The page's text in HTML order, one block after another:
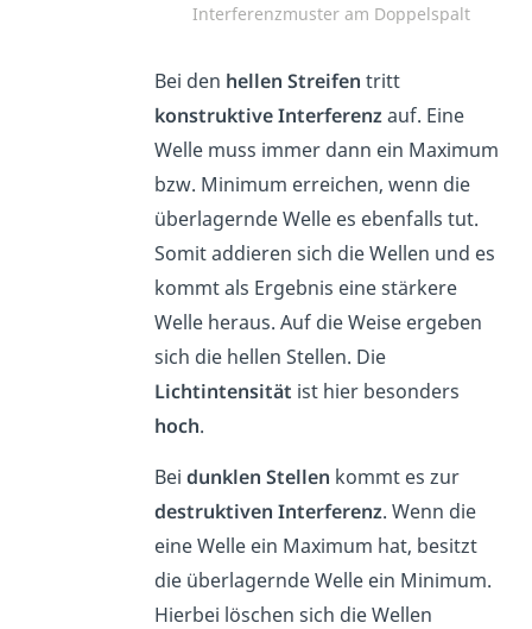
Interferenzmuster am Doppelspalt
Bei den hellen Streifen tritt
konstruktive Interferenzauf. Eine
Welle muss immer dann ein Maximum
bzw. Minimum erreichen, wenn die
überlagernde Welle es ebenfalls tut.
Somit addieren sich die Wellen und es
kommt als Ergebnis eine stärkere
Welle heraus. Auf die Weise ergeben
sich die hellen Stellen. Die
Lichtintensität ist hier besonders
hoch.
Beidunklen Stellen kommt es zur
destruktiven Interferenz. Wenn die
eine Welle ein Maximum hat, besitzt
die überlagernde Welle ein Minimum.
Hierbei löschen sich die Wellen